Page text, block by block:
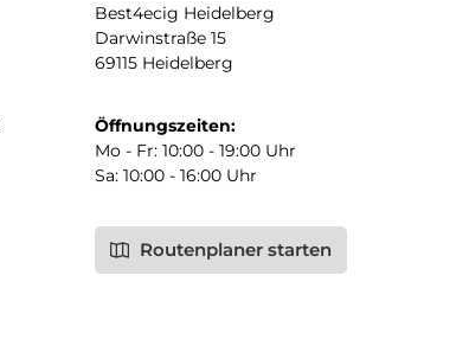
Best4ecig Heidelberg
Darwinstraße 15
69115 Heidelberg
Öffnungszeiten:
Mo - Fr: 10:00 - 19:00 Uhr
Sa: 10:00 - 16:00 Uhr
Routenplaner starten